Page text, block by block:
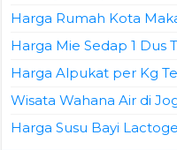
Harga Rumah Kota
Harga Mie Sedap 1 Dus
Harga Alpukat per Kg
Wisata Wahana Air di
Harga Susu Bayi